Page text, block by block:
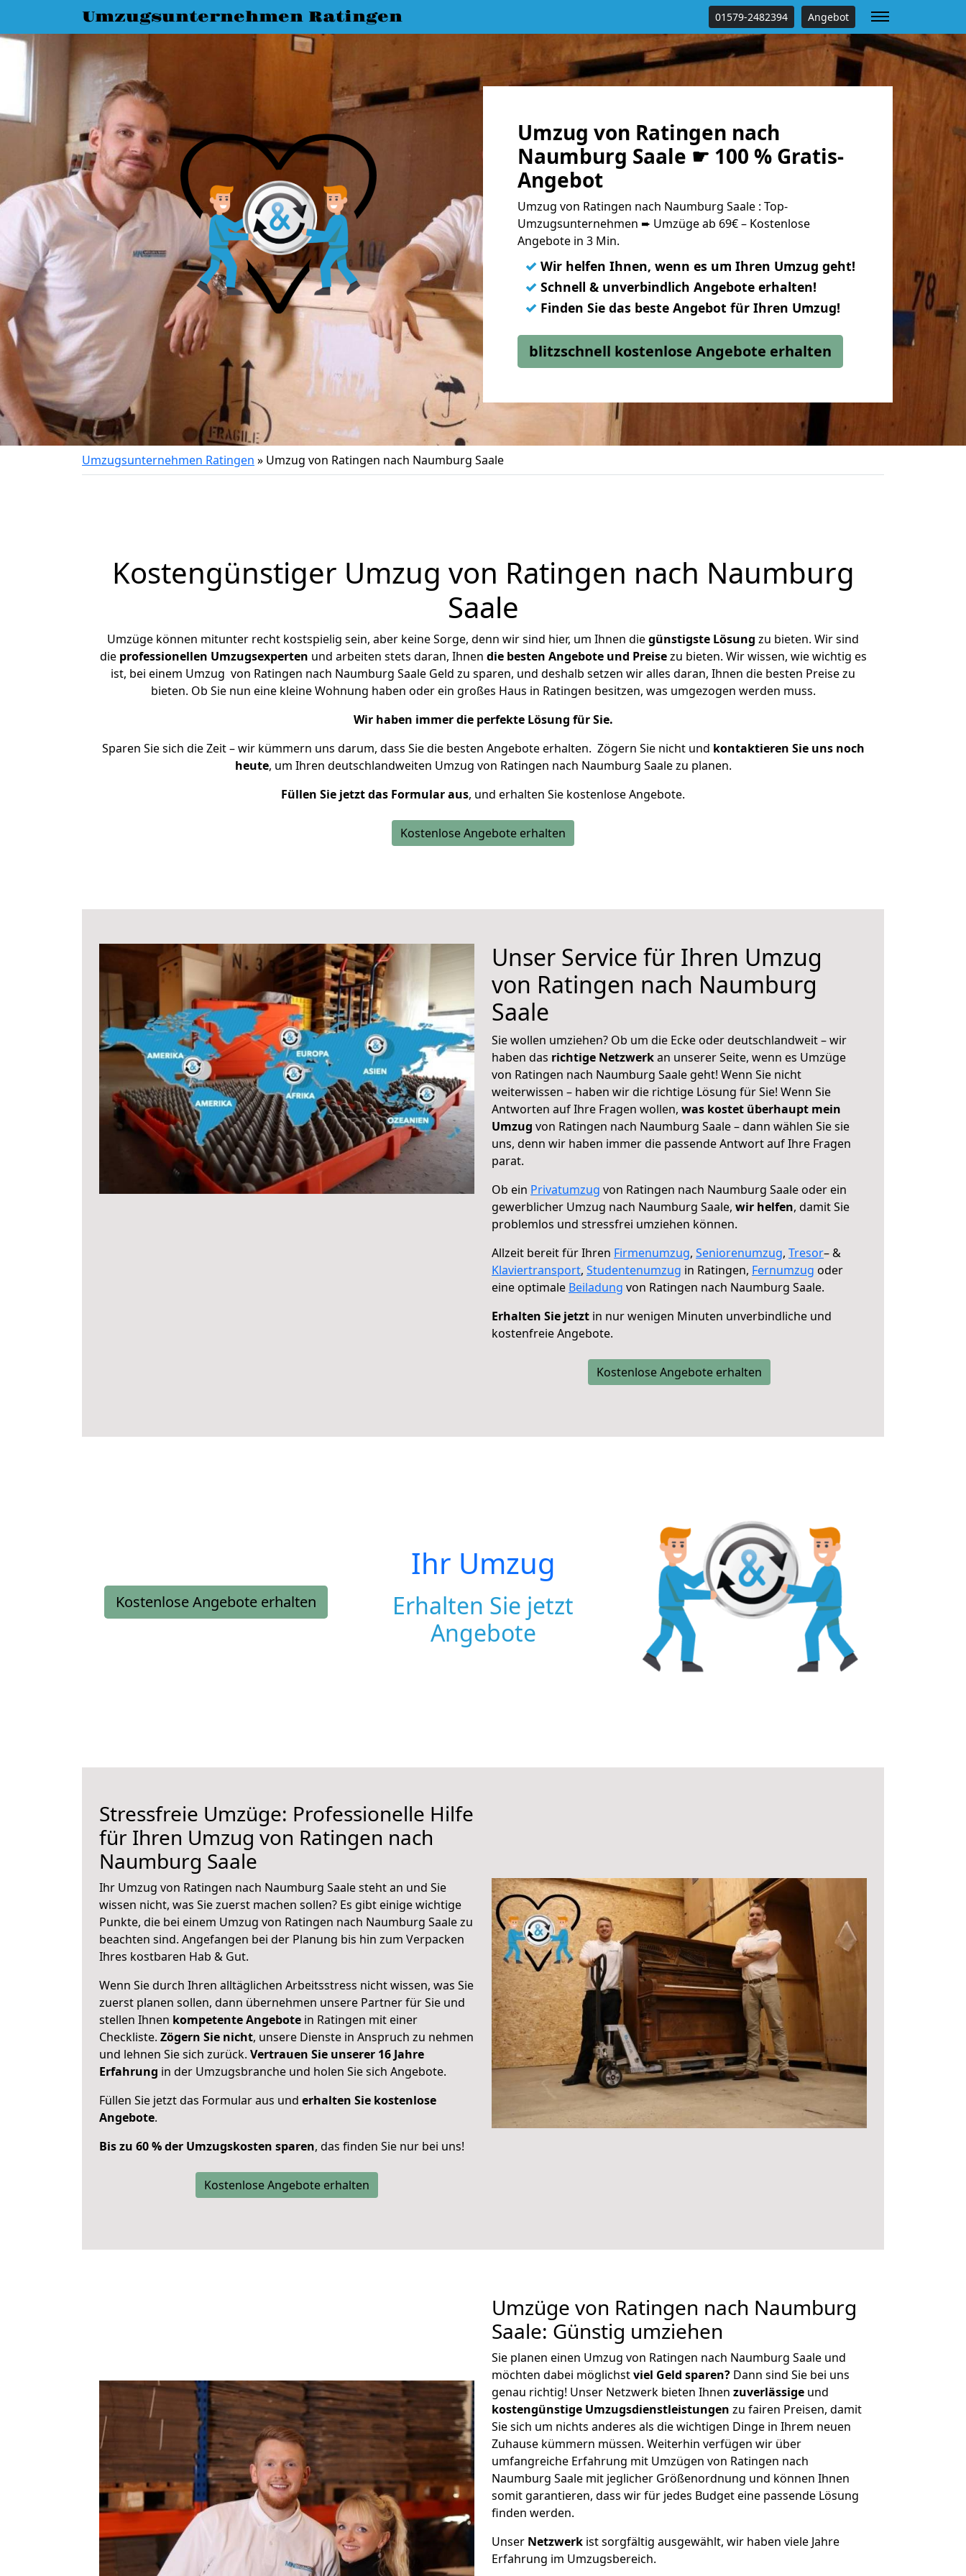
Umzugsunternehmen Ratingen 01579-2482394 Angebot
Umzug von Ratingen nach
Naumburg Saale ☛ 100 % Gratis-
Angebot
Umzug von Ratingen nach Naumburg Saale : Top-
Umzugsunternehmen ➨ Umzüge ab 69€ – Kostenlose
Angebote in 3 Min.
✓ Wir helfen Ihnen, wenn es um Ihren Umzug geht!
✓ Schnell & unverbindlich Angebote erhalten!
✓ Finden Sie das beste Angebot für Ihren Umzug!
blitzschnell kostenlose Angebote erhalten
Umzugsunternehmen Ratingen » Umzug von Ratingen nach Naumburg Saale
Kostengünstiger Umzug von Ratingen nach Naumburg
Saale
Umzüge können mitunter recht kostspielig sein, aber keine Sorge, denn wir sind hier, um Ihnen diegünstigste Lösung zu bieten. Wir sind
die professionellen Umzugsexperten und arbeiten stets daran, Ihnen die besten Angebote und Preisezu bieten. Wir wissen, wie wichtig es
ist, bei einem Umzug von Ratingen nach Naumburg Saale Geld zu sparen, und deshalb setzen wir alles daran, Ihnen die besten Preise zu
bieten. Ob Sie nun eine kleine Wohnung haben oder ein großes Haus in Ratingen besitzen, was umgezogen werden muss.
Wir haben immer die perfekte Lösung für Sie.
Sparen Sie sich die Zeit – wir kümmern uns darum, dass Sie die besten Angebote erhalten. Zögern Sie nicht und kontaktieren Sie uns noch
heute, um Ihren deutschlandweiten Umzug von Ratingen nach Naumburg Saale zu planen.
Füllen Sie jetzt das Formular aus, und erhalten Sie kostenlose Angebote.
Kostenlose Angebote erhalten
Unser Service für Ihren Umzug
von Ratingen nach Naumburg
Saale
Sie wollen umziehen? Ob um die Ecke oder deutschlandweit – wir
haben das richtige Netzwerkan unserer Seite, wenn es Umzüge
von Ratingen nach Naumburg Saale geht! Wenn Sie nicht
weiterwissen – haben wir die richtige Lösung für Sie! Wenn Sie
Antworten auf Ihre Fragen wollen, was kostet überhaupt mein
Umzug von Ratingen nach Naumburg Saale – dann wählen Sie sie
uns, denn wir haben immer die passende Antwort auf Ihre Fragen
parat.
Ob ein Privatumzug von Ratingen nach Naumburg Saale oder ein
gewerblicher Umzug nach Naumburg Saale, wir helfen, damit Sie
problemlos und stressfrei umziehen können.
Allzeit bereit für Ihren Firmenumzug, Seniorenumzug, Tresor– &
Klaviertransport, Studentenumzug in Ratingen, Fernumzug oder
eine optimale Beiladung von Ratingen nach Naumburg Saale.
Erhalten Sie jetzt in nur wenigen Minuten unverbindliche und
kostenfreie Angebote.
Kostenlose Angebote erhalten
Kostenlose Angebote erhalten
Ihr Umzug
Erhalten Sie jetzt
Angebote
Stressfreie Umzüge: Professionelle Hilfe
für Ihren Umzug von Ratingen nach
Naumburg Saale
Ihr Umzug von Ratingen nach Naumburg Saale steht an und Sie
wissen nicht, was Sie zuerst machen sollen? Es gibt einige wichtige
Punkte, die bei einem Umzug von Ratingen nach Naumburg Saale zu
beachten sind. Angefangen bei der Planung bis hin zum Verpacken
Ihres kostbaren Hab & Gut.
Wenn Sie durch Ihren alltäglichen Arbeitsstress nicht wissen, was Sie
zuerst planen sollen, dann übernehmen unsere Partner für Sie und
stellen Ihnen kompetente Angebote in Ratingen mit einer
Checkliste. Zögern Sie nicht, unsere Dienste in Anspruch zu nehmen
und lehnen Sie sich zurück. Vertrauen Sie unserer 16 Jahre
Erfahrung in der Umzugsbranche und holen Sie sich Angebote.
Füllen Sie jetzt das Formular aus und erhalten Sie kostenlose
Angebote.
Bis zu 60 % der Umzugskosten sparen, das finden Sie nur bei uns!
Kostenlose Angebote erhalten
Umzüge von Ratingen nach Naumburg
Saale: Günstig umziehen
Sie planen einen Umzug von Ratingen nach Naumburg Saale und
möchten dabei möglichstviel Geld sparen? Dann sind Sie bei uns
genau richtig! Unser Netzwerk bieten Ihnen zuverlässige und
kostengünstige Umzugsdienstleistungen zu fairen Preisen, damit
Sie sich um nichts anderes als die wichtigen Dinge in Ihrem neuen
Zuhause kümmern müssen. Weiterhin verfügen wir über
umfangreiche Erfahrung mit Umzügen von Ratingen nach
Naumburg Saale mit jeglicher Größenordnung und können Ihnen
somit garantieren, dass wir für jedes Budget eine passende Lösung
finden werden.
Unser Netzwerk ist sorgfältig ausgewählt, wir haben viele Jahre
Erfahrung im Umzugsbereich.